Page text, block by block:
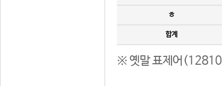
ㅎ
합계
※ 옛말 표제어(12810